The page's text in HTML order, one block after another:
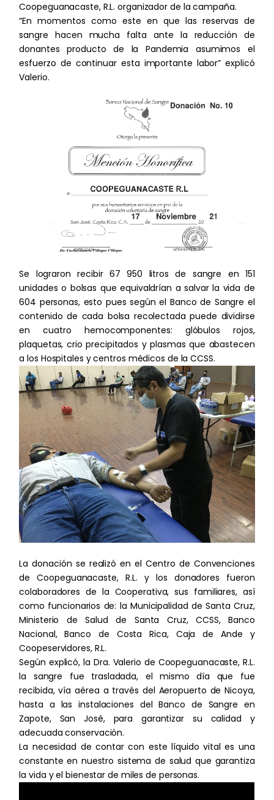
Caracteristicas técnicas equipos
terminalesFondos no utilizados (próximamente)
Avances constructivos de los
proyectos
Resultados de los indicadores con
Estados Financieros
Partes vinculadas
Marco de referencia Bono Verdes 2021
Marco de referencia Bono Verdes 2026
Resumen de cumplimiento
Gestión de incidencias
Trabaja con nosotros
Contacto
Coopeguanacaste, R.L. organizador de la campaña.
“En momentos como este en que las reservas de
sangre hacen mucha falta ante la reducción de
donantes producto de la Pandemia asumimos el
esfuerzo de continuar esta importante labor” explicó
Valerio.
Se lograron recibir 67 950 litros de sangre en 151
unidades o bolsas que equivaldrían a salvar la vida de
604 personas, esto pues según el Banco de Sangre el
contenido de cada bolsa recolectada puede dividirse
en cuatro hemocomponentes: glóbulos rojos,
plaquetas, crio precipitados y plasmas que abastecen
a los Hospitales y centros médicos de la CCSS.
La donación se realizó en el Centro de Convenciones
de Coopeguanacaste, R.L. y los donadores fueron
colaboradores de la Cooperativa, sus familiares, así
como funcionarios de: la Municipalidad de Santa Cruz,
Ministerio de Salud de Santa Cruz, CCSS, Banco
Nacional, Banco de Costa Rica, Caja de Ande y
Coopeservidores, R.L.
Según explicó, la Dra. Valerio de Coopeguanacaste, R.L.
la sangre fue trasladada, el mismo día que fue
recibida, vía aérea a través del Aeropuerto de Nicoya,
hasta a las instalaciones del Banco de Sangre en
Zapote, San José, para garantizar su calidad y
adecuada conservación.
La necesidad de contar con este líquido vital es una
constante en nuestro sistema de salud que garantiza
la vida y el bienestar de miles de personas.